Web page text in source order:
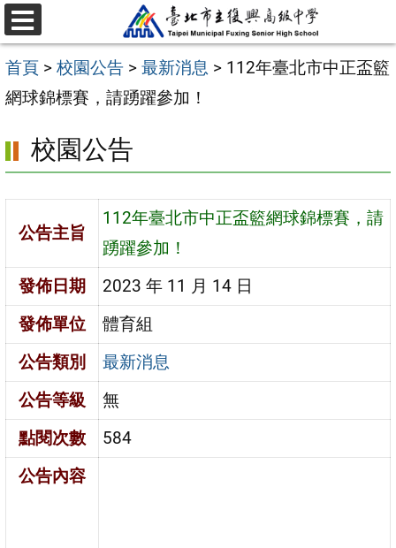
跳
至
主
要
容
區
選
單
首頁 > 校園公告 > 最新消息 > 112年臺北市中正盃籃
網球錦標賽，請踴躍參加！
校園公告
公告主旨
112年臺北市中正盃籃網球錦標賽，請
踴躍參加！
發佈日期
2023 年 11 月 14 日
發佈單位
體育組
公告類別
最新消息
公告等級
無
點閱次數
584
公告內容